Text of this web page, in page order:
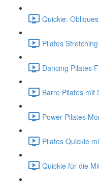
Quickie:
Pilates
Dancing Pilates
Barre Pilates mit
Power Pilates
Pilates Quickie
Quickie für die